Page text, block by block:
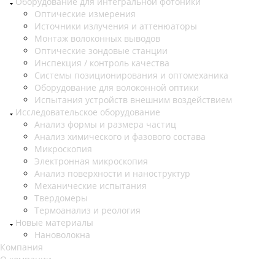
Оптические измерения
Источники излучения и аттенюаторы
Монтаж волоконных выводов
Оптические зондовые станции
Инспекция / контроль качества
Системы позиционирования и оптомеханика
Оборудование для волоконной оптики
Испытания устройств внешним воздействием
Исследовательское оборудование
Анализ формы и размера частиц
Анализ химического и фазового состава
Микроскопия
Электронная микроскопия
Анализ поверхности и наноструктур
Механические испытания
Твердомеры
Термоанализ и реология
Новые материалы
Нановолокна
Компания